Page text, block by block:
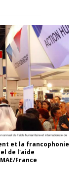
et la francophonie
de l'aide
France